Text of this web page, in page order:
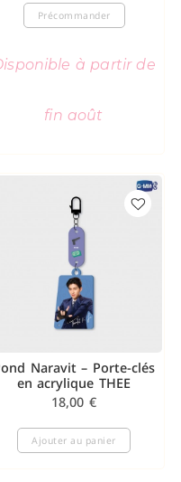
Précommander
à partir de
fin août
Naravit – Porte-clés
en acrylique THEE
18,00 €
Ajouter au panier